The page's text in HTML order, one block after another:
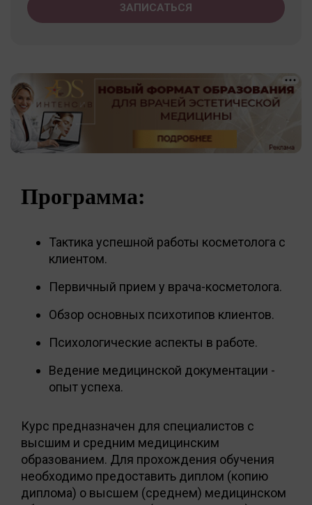
ЗАПИСАТЬСЯ
Программа:
Тактика успешной работы косметолога с
клиентом.
Первичный прием у врача-косметолога.
Обзор основных психотипов клиентов.
Психологические аспекты в работе.
Ведение медицинской документации -
опыт успеха.
Курс предназначен для специалистов с
высшим и средним медицинским
образованием. Для прохождения обучения
необходимо предоставить диплом (копию
диплома) о высшем (среднем) медицинском